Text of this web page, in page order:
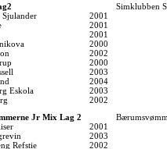
Simklubben
Sjulander
2001
2001
2001
2000
2002
2000
2003
2004
Eskola
2003
2002
Jr Mix Lag 2
2001
2003
Refstie
2002